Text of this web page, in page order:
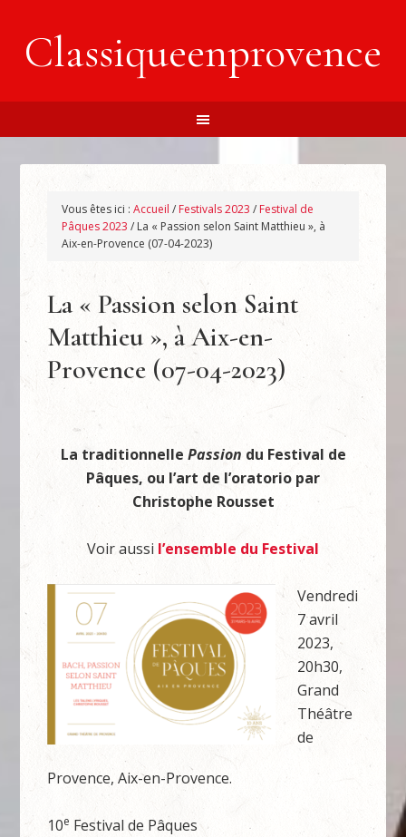
Classiqueenprovence
Vous êtes ici :Accueil / Festivals 2023 / Festival de
Pâques 2023 / La « Passion selon Saint Matthieu », à
Aix-en-Provence (07-04-2023)
La « Passion selon Saint
Matthieu », à Aix-en-
Provence (07-04-2023)
La traditionnelle Passion du Festival de
Pâques, ou l’art de l’oratorio par
Christophe Rousset
Voir aussi l’ensemble du Festival
Vendredi
7 avril
2023,
20h30,
Grand
Théâtre
de
Provence, Aix-en-Provence.
10e Festival de Pâques